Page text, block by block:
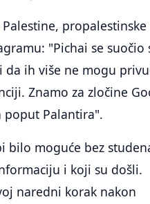
propalestinske
"Pichai se suočio
ih više ne mogu
Znamo za zločine
poput Palantira".
bilo moguće bez
i koji su došli.
naredni korak nakon